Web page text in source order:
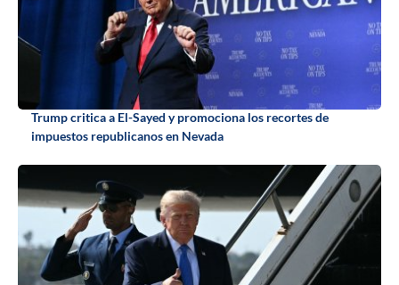
Trump critica a El-Sayed y promociona los recortes de
impuestos republicanos en Nevada